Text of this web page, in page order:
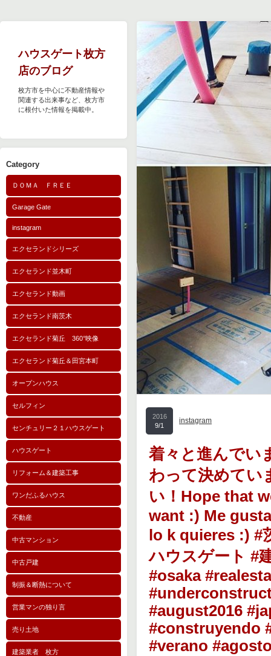
ハウスゲート枚方
店のブログ
枚方市を中心に不動産情報や
関連する出来事など、枚方市
に根付いた情報を掲載中。
Category
ＤＯＭＡ ＦＲＥＥ
Garage Gate
instagram
エクセランドシリーズ
エクセランド並木町
エクセランド動画
エクセランド南茨木
エクセランド菊丘 360°映像
エクセランド菊丘＆田宮本町
オープンハウス
セルフィン
センチュリー２１ハウスゲート
ハウスゲート
リフォーム＆建築工事
ワンだふるハウス
不動産
中古マンション
中古戸建
制振＆断熱について
営業マンの独り言
売り土地
建築業者 枚方
2016
9/1
instagram
着々と進んでい
わって決めてい
い！Hope that
want :) Me
lo k quieres :) #
ハウスゲート #
#osaka
#august2016
#construyendo
#verano